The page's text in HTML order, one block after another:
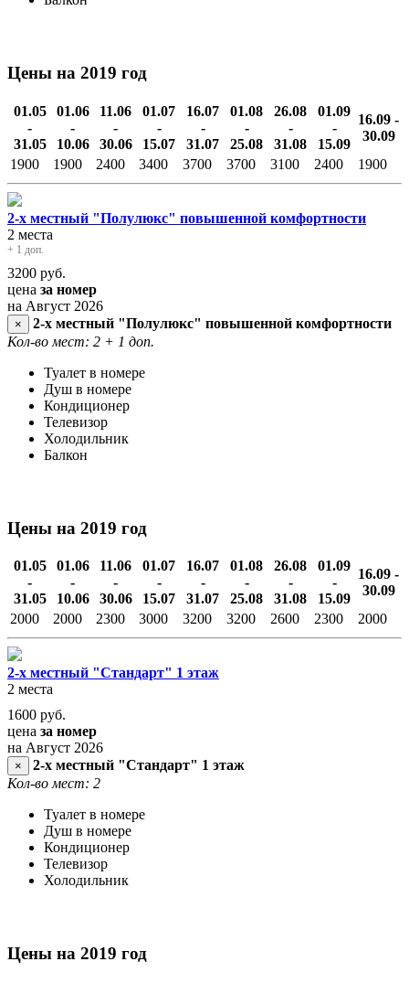
Цены на 2019 год
01.05
-
31.05
01.06
-
10.06
11.06
-
30.06
01.07
-
15.07
16.07
-
31.07
01.08
-
25.08
26.08
-
31.08
01.09
-
15.09
16.09 -
30.09
1900
1900 2400 3400 3700 3700 3100 2400 1900
2-х местный "Полулюкс" повышенной комфортности
2 места
+ 1 доп.
3200 руб.
цена за номер
на Август 2026
×
2-х местный "Полулюкс" повышенной комфортности
Кол-во мест: 2 + 1 доп.
Туалет в номере
Душ в номере
Кондиционер
Телевизор
Холодильник
Балкон
Цены на 2019 год
01.05
-
31.05
01.06
-
10.06
11.06
-
30.06
01.07
-
15.07
16.07
-
31.07
01.08
-
25.08
26.08
-
31.08
01.09
-
15.09
16.09 -
30.09
2000
2000 2300 3000 3200 3200 2600 2300 2000
2-х местный "Стандарт" 1 этаж
2 места
1600 руб.
цена за номер
на Август 2026
×
2-х местный "Стандарт" 1 этаж
Кол-во мест: 2
Туалет в номере
Душ в номере
Кондиционер
Телевизор
Холодильник
Цены на 2019 год